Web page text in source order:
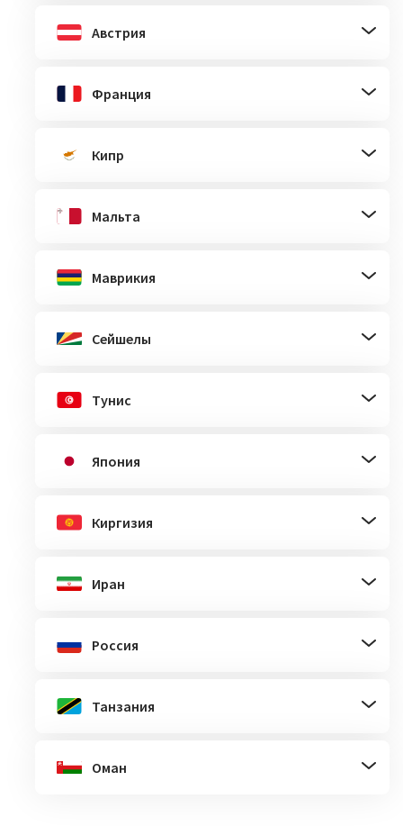
Австрия
Франция
Кипр
Мальта
Маврикия
Сейшелы
Тунис
Япония
Киргизия
Иран
Россия
Танзания
Оман